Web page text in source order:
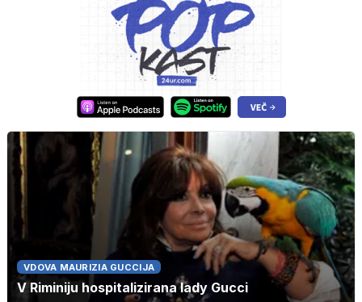
VDOVA MAURIZIA GUCCIJA
V Riminiju hospitalizirana lady Gucci